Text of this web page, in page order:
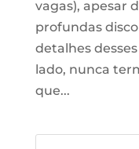
vagas), apesar
profundas
detalhes
lado, nunca
que...